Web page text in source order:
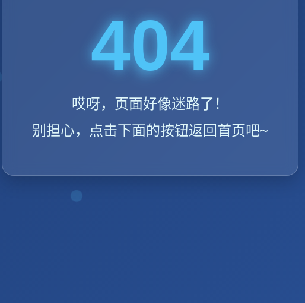
404
哎呀，页面好像迷路了！
别担心，点击下面的按钮返回首页吧~